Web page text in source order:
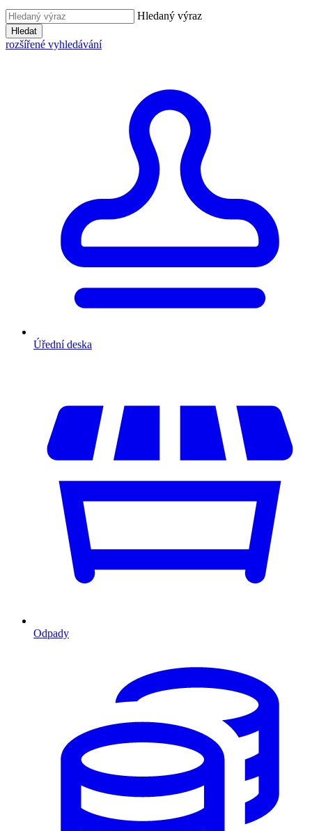
Hledaný výraz
Hledat
rozšířené vyhledávání
Úřední deska
Odpady